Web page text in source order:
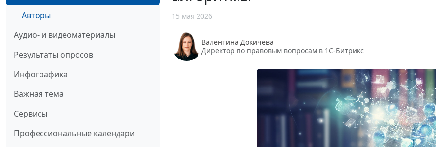
Авторы
Аудио- и видеоматериалы
Результаты опросов
Инфографика
Важная тема
Сервисы
Профессиональные календари
15 мая 2026
Валентина Докичева
Директор по правовым вопросам в 1С-Битрикс